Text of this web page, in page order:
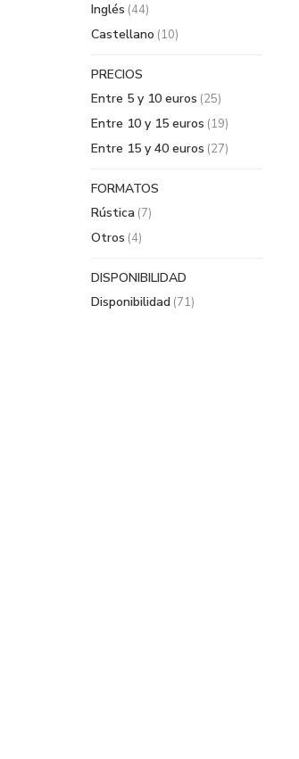
Inglés (44)
Castellano (10)
PRECIOS
Entre 5 y 10 euros (25)
Entre 10 y 15 euros (19)
Entre 15 y 40 euros (27)
FORMATOS
Rústica (7)
Otros (4)
DISPONIBILIDAD
Disponibilidad (71)